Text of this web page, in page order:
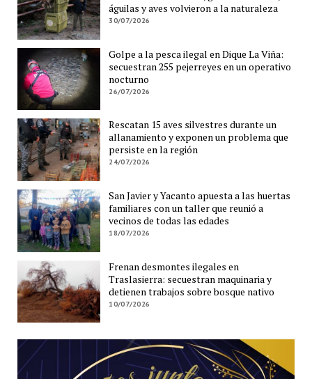
águilas y aves volvieron a la naturaleza
30/07/2026
Golpe a la pesca ilegal en Dique La Viña:
secuestran 255 pejerreyes en un operativo
nocturno
26/07/2026
Rescatan 15 aves silvestres durante un
allanamiento y exponen un problema que
persiste en la región
24/07/2026
San Javier y Yacanto apuesta a las huertas
familiares con un taller que reunió a
vecinos de todas las edades
18/07/2026
Frenan desmontes ilegales en
Traslasierra: secuestran maquinaria y
detienen trabajos sobre bosque nativo
10/07/2026